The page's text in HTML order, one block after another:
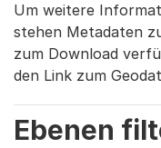
Um weitere
stehen Metadaten
zum Download
den Link zum
Ebenen